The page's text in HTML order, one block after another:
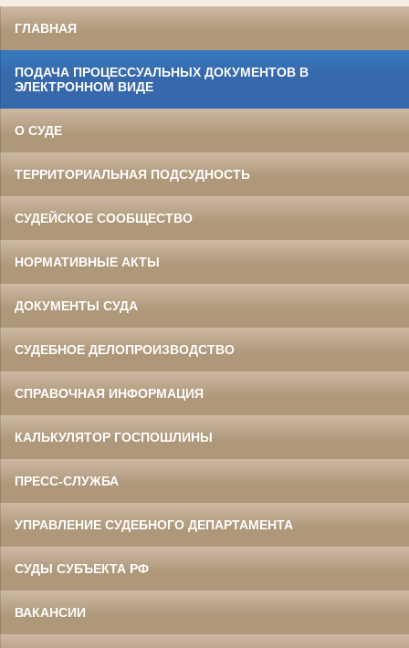
ГЛАВНАЯ
ПОДАЧА ПРОЦЕССУАЛЬНЫХ ДОКУМЕНТОВ В
ЭЛЕКТРОННОМ ВИДЕ
О СУДЕ
ТЕРРИТОРИАЛЬНАЯ ПОДСУДНОСТЬ
СУДЕЙСКОЕ СООБЩЕСТВО
НОРМАТИВНЫЕ АКТЫ
ДОКУМЕНТЫ СУДА
СУДЕБНОЕ ДЕЛОПРОИЗВОДСТВО
СПРАВОЧНАЯ ИНФОРМАЦИЯ
КАЛЬКУЛЯТОР ГОСПОШЛИНЫ
ПРЕСС-СЛУЖБА
УПРАВЛЕНИЕ СУДЕБНОГО ДЕПАРТАМЕНТА
СУДЫ СУБЪЕКТА РФ
ВАКАНСИИ